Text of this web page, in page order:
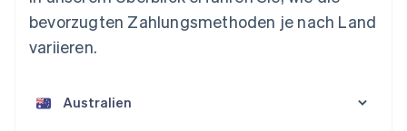
bevorzugten Zahlungsmethoden je nach Land
variieren.